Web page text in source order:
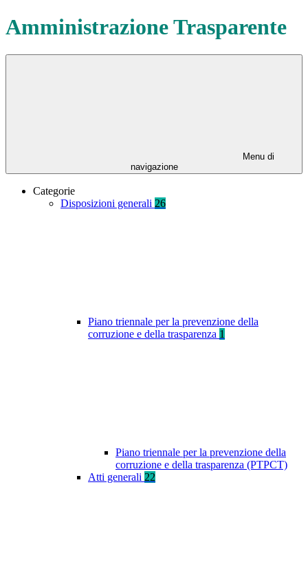
Amministrazione Trasparente
Menu di
navigazione
Categorie
Disposizioni generali 26
Piano triennale per la prevenzione della
corruzione e della trasparenza 1
Piano triennale per la prevenzione della
corruzione e della trasparenza (PTPCT)
Atti generali 22